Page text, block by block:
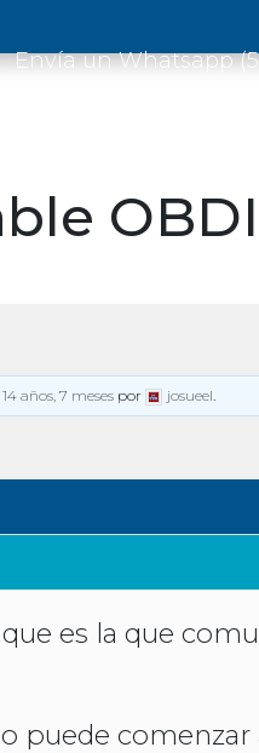
Envía un Whatsapp
años, 7 meses por josueel.
es la que
puede